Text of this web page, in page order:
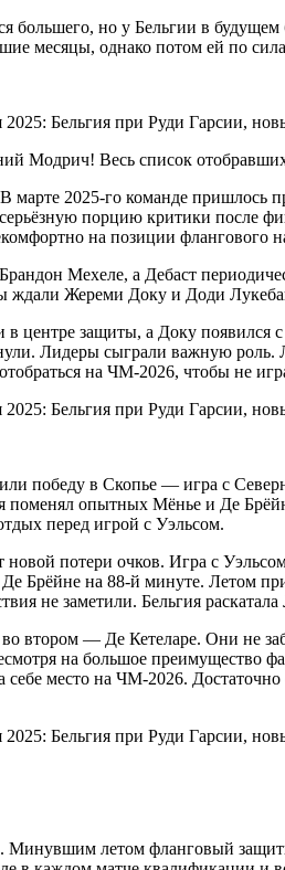
большего, но у Бельгии в
месяцы, однако потом ей по
Модрич! Весь список
марте 2025-го команде
порцию критики после
на позиции флангового
Мехеле, а Дебаст
Жереми Доку и Доди
центре защиты, а Доку
Лидеры сыграли важную роль.
на ЧМ-2026, чтобы не
победу в Скопье — игра с
опытных Мёнье и Де
перед игрой с Уэльсом.
потери очков. Игра с
Де Брёйне на 88-й минуте.
не заметили. Бельгия
втором — Де Кетеларе. Они не
на большое преимущество
место на ЧМ-2026.
Минувшим летом фланговый